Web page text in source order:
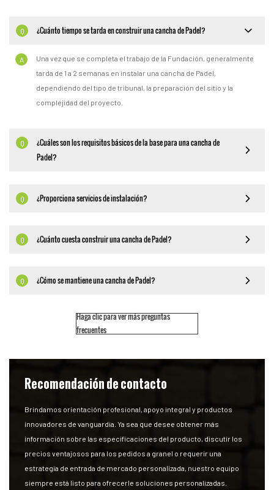
Q ¿Cuánto tiempo se tarda en construir una cancha de Padel?
A
Una vez que se completa el trabajo de la Fundación, generalmente
tarda de 1 a 2 semanas en instalar una cancha de Padel,
dependiendo del tipo de tribunal, la preparación del sitio y la
complejidad del proyecto.
Q
¿Cuáles son los requisitos básicos de la base para una cancha de
Padel?
Q ¿Proporciona servicios de instalación?
Q ¿Cuánto cuesta construir una cancha de Padel?
Q ¿Cómo se mantiene una cancha de Padel?
Haga clic para ver más preguntas
frecuentes
Recomendación de contacto
Brindamos orientación profesional, apoyo integral y productos
innovadores de vanguardia. Ya sea que desee obtener más
información sobre las especificaciones del producto, discutir los
precios ventajosos para los pedidos a granel o requerir una
estrategia de entrada de mercado personalizada, nuestro equipo
siempre está listo para ofrecerle soluciones personalizadas.